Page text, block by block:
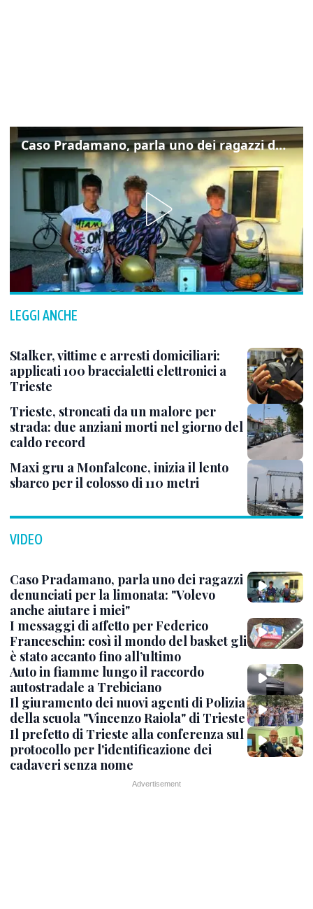
Caso Pradamano, parla uno dei ragazzi denunciati per la limonata: "Volevo anche aiutare i miei"
LEGGI ANCHE
Stalker, vittime e arresti domiciliari:
applicati 100 braccialetti elettronici a
Trieste
Trieste, stroncati da un malore per
strada: due anziani morti nel giorno del
caldo record
Maxi gru a Monfalcone, inizia il lento
sbarco per il colosso di 110 metri
VIDEO
Caso Pradamano, parla uno dei ragazzi
denunciati per la limonata: "Volevo
anche aiutare i miei"
I messaggi di affetto per Federico
Franceschin: così il mondo del basket gli
è stato accanto fino all’ultimo
Auto in fiamme lungo il raccordo
autostradale a Trebiciano
Il giuramento dei nuovi agenti di Polizia
della scuola "Vincenzo Raiola" di Trieste
Il prefetto di Trieste alla conferenza sul
protocollo per l'identificazione dei
cadaveri senza nome